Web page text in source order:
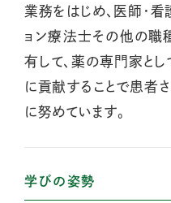
業務をはじめ、医師・看
ョン療法士その他の職
有して、薬の専門家と
に貢献することで患者
に努めています。
学びの姿勢